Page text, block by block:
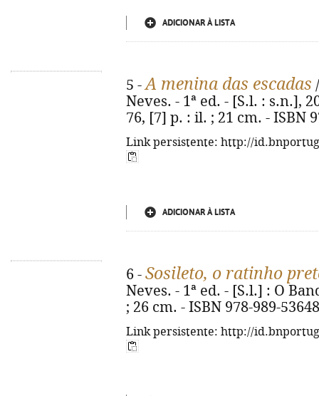
ADICIONAR À LISTA
5 -A menina das escadas
Neves. - 1ª ed. - [S.l. : s.n.],
76, [7] p. : il. ; 21 cm. - ISBN
Link persistente: http://
ADICIONAR À LISTA
6 - Sosileto, o ratinho
Neves. - 1ª ed. - [S.l.] : O
; 26 cm. - ISBN 978-989-
Link persistente: http://